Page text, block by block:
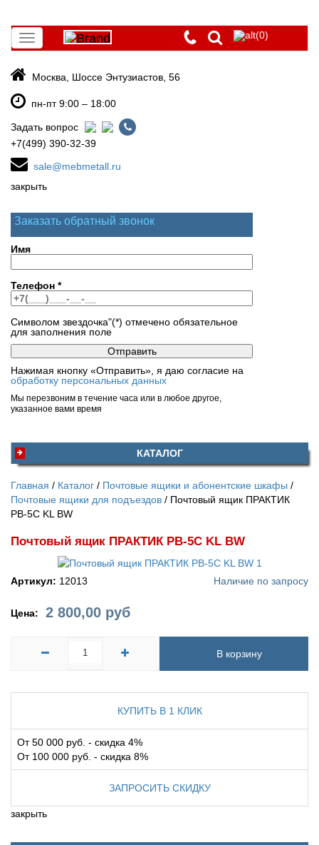
Toggle
navigation
(0)
Москва, Шоссе Энтузиастов, 56
пн-пт 9:00 – 18:00
Задать вопрос
+7(499) 390-32-39
sale@mebmetall.ru
закрыть
Заказать обратный звонок
Имя
Телефон *
Символом звездочка"(*) отмечено обязательное
для заполнения поле
Нажимая кнопку «Отправить», я даю согласие на
обработку персональных данных
Мы перезвоним в течение часа или в любое другое,
указанное вами время
КАТАЛОГ
Главная Каталог
Почтовые ящики и абонентские шкафы
Почтовые ящики для подъездов
Почтовый ящик ПРАКТИК
PB-5C KL BW
Почтовый ящик ПРАКТИК PB-5C KL BW
Артикул: 12013 Наличие по запросу
Цена: 2 800,00 руб
В корзину
КУПИТЬ В 1 КЛИК
От 50 000 руб. - скидка 4%
От 100 000 руб. - скидка 8%
ЗАПРОСИТЬ СКИДКУ
закрыть